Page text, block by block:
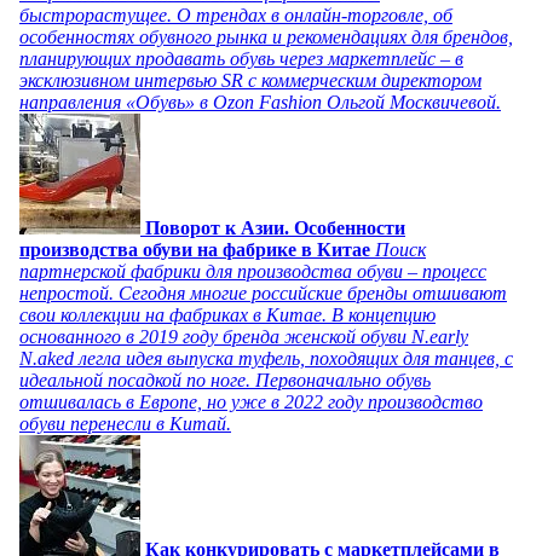
быстрорастущее. О трендах в онлайн-торговле, об
особенностях обувного рынка и рекомендациях для брендов,
планирующих продавать обувь через маркетплейс – в
эксклюзивном интервью SR с коммерческим директором
направления «Обувь» в Ozon Fashion Ольгой Москвичевой.
Поворот к Азии. Особенности
производства обуви на фабрике в Китае Поиск
партнерской фабрики для производства обуви – процесс
непростой. Сегодня многие российские бренды отшивают
свои коллекции на фабриках в Китае. В концепцию
основанного в 2019 году бренда женской обуви N.early
N.aked легла идея выпуска туфель, походящих для танцев, с
идеальной посадкой по ноге. Первоначально обувь
отшивалась в Европе, но уже в 2022 году производство
обуви перенесли в Китай.
Как конкурировать с маркетплейсами в